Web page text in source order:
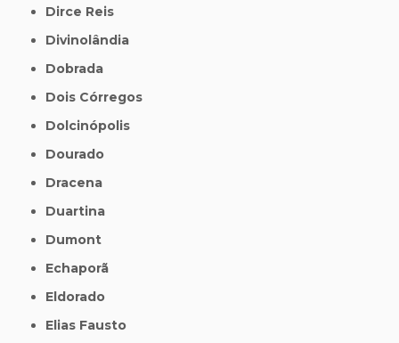
Dirce Reis
Divinolândia
Dobrada
Dois Córregos
Dolcinópolis
Dourado
Dracena
Duartina
Dumont
Echaporã
Eldorado
Elias Fausto